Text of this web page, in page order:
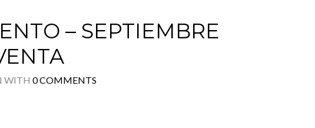
– SEPTIEMBRE
WITH 0 COMMENTS